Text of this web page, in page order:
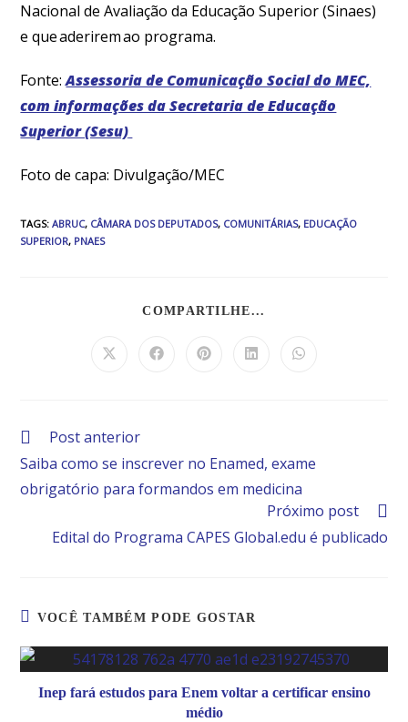
Nacional de Avaliação da Educação Superior (Sinaes)
e que aderirem ao programa.
Fonte:Assessoria de Comunicação Social do MEC,
com informações da Secretaria de Educação
Superior (Sesu)
Foto de capa: Divulgação/MEC
TAGS:ABRUC, CÂMARA DOS DEPUTADOS, COMUNITÁRIAS, EDUCAÇÃO
SUPERIOR, PNAES
COMPARTILHE...
Post anterior
Saiba como se inscrever no Enamed, exame
obrigatório para formandos em medicina
Próximo post
Edital do Programa CAPES Global.edu é publicado
VOCÊ TAMBÉM PODE GOSTAR
Inep fará estudos para Enem voltar a certificar ensino
médio